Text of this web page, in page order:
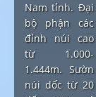
Nam tỉnh. Đại
bộ phận các
đỉnh núi cao
từ 1.000-
1.444m. Sườn
núi dốc từ 20